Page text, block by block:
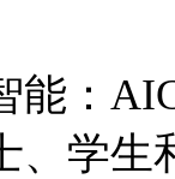
能：
、学生